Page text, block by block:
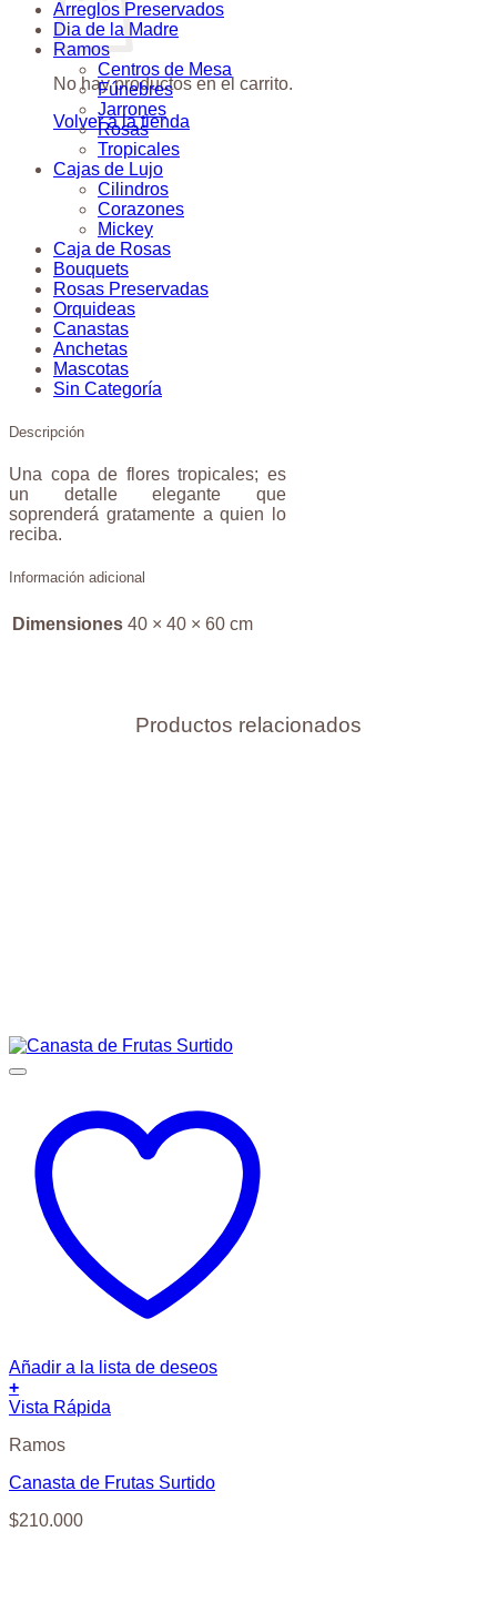
No hay productos en el carrito.
Volver a la tienda
Arreglos Preservados
Dia de la Madre
Ramos
Centros de Mesa
Fúnebres
Jarrones
Rosas
Tropicales
Cajas de Lujo
Cilindros
Corazones
Mickey
Caja de Rosas
Bouquets
Rosas Preservadas
Orquideas
Canastas
Anchetas
Mascotas
Sin Categoría
Descripción
Una copa de flores tropicales; es
un detalle elegante que
soprenderá gratamente a quien lo
reciba.
Información adicional
Dimensiones 40 × 40 × 60 cm
Productos relacionados
Añadir a la lista de deseos
+
Vista Rápida
Ramos
Canasta de Frutas Surtido
$210.000